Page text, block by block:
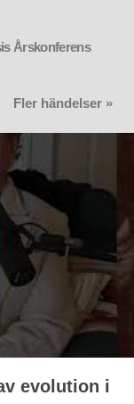
Årskonferens
Fler händelser »
evolution i